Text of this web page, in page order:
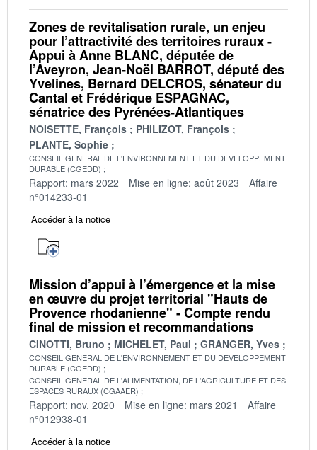
Zones de revitalisation rurale, un enjeu
pour l’attractivité des territoires ruraux -
Appui à Anne BLANC, députée de
l’Aveyron, Jean-Noël BARROT, député des
Yvelines, Bernard DELCROS, sénateur du
Cantal et Frédérique ESPAGNAC,
sénatrice des Pyrénées-Atlantiques
NOISETTE, François
PHILIZOT, François
PLANTE, Sophie
CONSEIL GENERAL DE L'ENVIRONNEMENT ET DU DEVELOPPEMENT
DURABLE (CGEDD)
Rapport: mars 2022 Mise en ligne: août 2023
Affaire
n°014233-01
Accéder à la notice
Mission d’appui à l’émergence et la mise
en œuvre du projet territorial "Hauts de
Provence rhodanienne" - Compte rendu
final de mission et recommandations
CINOTTI, Bruno MICHELET, Paul GRANGER, Yves
CONSEIL GENERAL DE L'ENVIRONNEMENT ET DU DEVELOPPEMENT
DURABLE (CGEDD)
CONSEIL GENERAL DE L'ALIMENTATION, DE L'AGRICULTURE ET DES
ESPACES RURAUX (CGAAER)
Rapport: nov. 2020 Mise en ligne: mars 2021
Affaire
n°012938-01
Accéder à la notice